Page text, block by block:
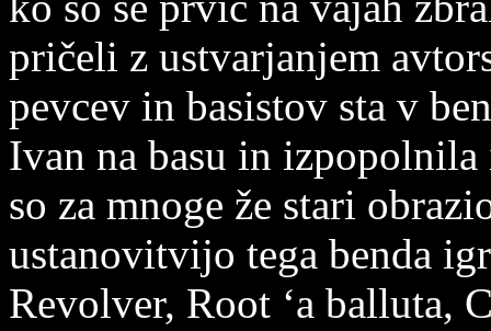
pričeli z ustvarjanjem
pevcev in basistov sta v
Ivan na basu in
so za mnoge že stari
ustanovitvijo tega benda
Revolver, Root ‘a balluta,